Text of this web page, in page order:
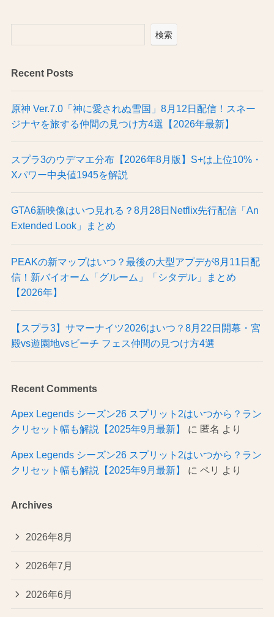
検索
Recent Posts
原神 Ver.7.0「神に愛されぬ雪国」8月12日配信！スネー
ジナヤを旅する仲間の見つけ方4選【2026年最新】
スプラ3のウデマエ分布【2026年8月版】S+は上位10%・
Xパワー中央値1945を解説
GTA6新映像はいつ見れる？8月28日Netflix先行配信「An
Extended Look」まとめ
PEAKの新マップはいつ？最後の大型アプデが8月11日配
信！新バイオーム「グルーム」「シタデル」まとめ
【2026年】
【スプラ3】サマーナイツ2026はいつ？8月22日開幕・宮
殿vs遊園地vsビーチ フェス仲間の見つけ方4選
Recent Comments
Apex Legends シーズン26 スプリット2はいつから？ラン
クリセット幅も解説【2025年9月最新】
に 匿名 より
Apex Legends シーズン26 スプリット2はいつから？ラン
クリセット幅も解説【2025年9月最新】
に ペリ より
Archives
2026年8月
2026年7月
2026年6月